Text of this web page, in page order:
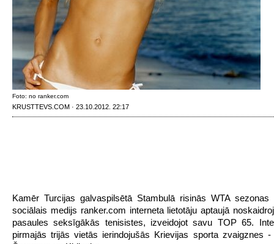
Foto: no ranker.com
KRUSTTEVS.COM · 23.10.2012. 22:17
Kamēr Turcijas galvaspilsētā Stambulā risinās WTA sezonas
sociālais medijs ranker.com interneta lietotāju aptaujā
pasaules seksīgākās tenisistes, izveidojot savu TOP 65.
pirmajās trijās vietās ierindojušās Krievijas sporta zvaigznes -